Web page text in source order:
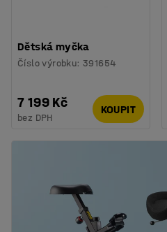
Dětská myčka
Číslo výrobku:391654
7 199 Kč
bez DPH
KOUPIT